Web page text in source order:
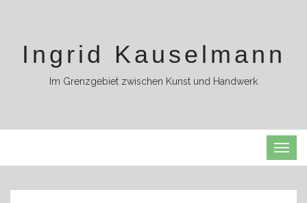
Ingrid Kauselmann
Im Grenzgebiet zwischen Kunst und Handwerk